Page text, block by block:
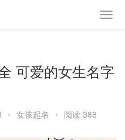
可爱的女生名字
• 女孩起名 • 阅读 388